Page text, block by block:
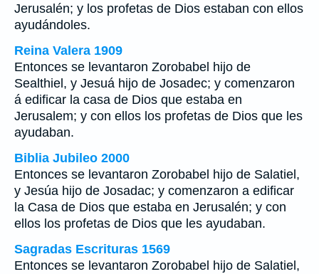
Jerusalén; y los profetas de Dios estaban con ellos
ayudándoles.
Reina Valera 1909
Entonces se levantaron Zorobabel hijo de
Sealthiel, y Jesuá hijo de Josadec; y comenzaron
á edificar la casa de Dios que estaba en
Jerusalem; y con ellos los profetas de Dios que les
ayudaban.
Biblia Jubileo 2000
Entonces se levantaron Zorobabel hijo de Salatiel,
y Jesúa hijo de Josadac; y comenzaron a edificar
la Casa de Dios que estaba en Jerusalén; y con
ellos los profetas de Dios que les ayudaban.
Sagradas Escrituras 1569
Entonces se levantaron Zorobabel hijo de Salatiel,